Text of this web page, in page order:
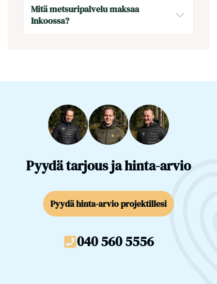
Mitä metsuripalvelu maksaa
Inkoossa?
Pyydä tarjous ja hinta-arvio
Pyydä hinta-arvio projektillesi
040 560 5556